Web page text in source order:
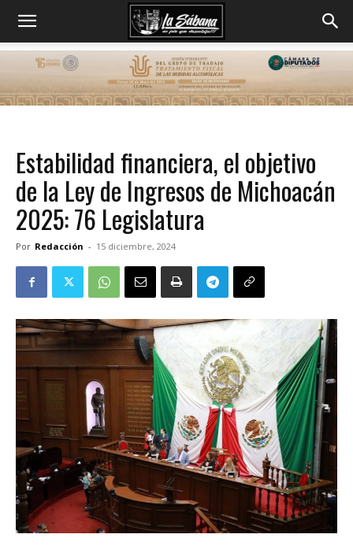
Estabilidad financiera, el objetivo
de la Ley de Ingresos de Michoacán
2025: 76 Legislatura
Por Redacción - 15 diciembre, 2024